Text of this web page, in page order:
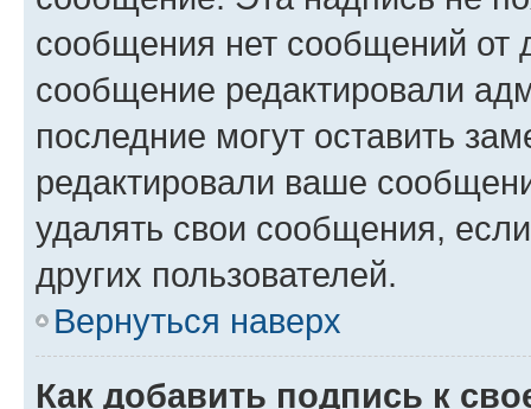
сообщения нет сообщений от
сообщение редактировали
последние могут оставить
редактировали ваше
удалять свои сообщения,
других пользователей.
Вернуться наверх
Как добавить подпись к